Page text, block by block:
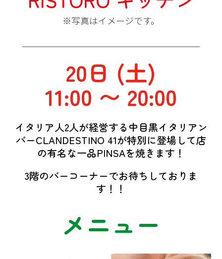
※写真はイメージです。
20日 (土)
11:00 〜 20:00
イタリア人2人が経営する中目黒イタリアン
バーCLANDESTINO 41が特別に登場して店
の有名な一品PINSAを焼きます！
3階のバーコーナーでお待ちしておりま
す！！
メニュー